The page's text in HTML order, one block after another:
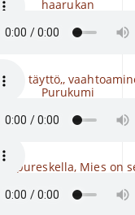
haarukan
täyttö,,
Purukumi
pureskella, Mies on